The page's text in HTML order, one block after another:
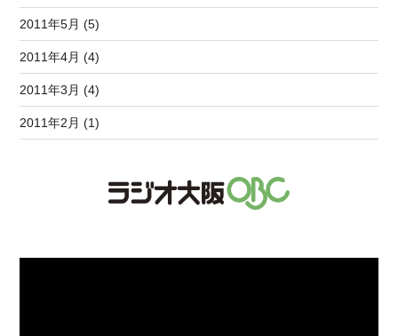
2011年5月 (5)
2011年4月 (4)
2011年3月 (4)
2011年2月 (1)